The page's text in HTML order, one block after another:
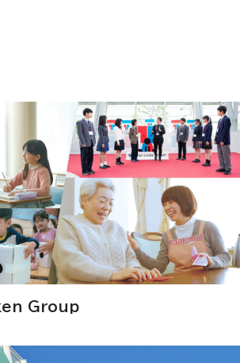
Group